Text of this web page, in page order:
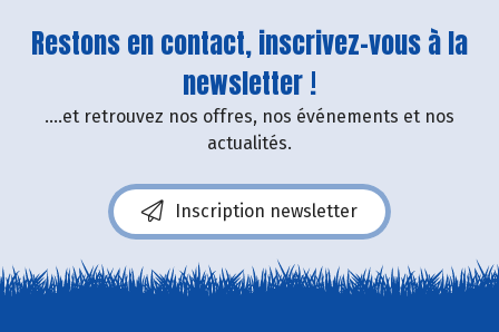
Restons en contact, inscrivez-vous à la
newsletter !
....et retrouvez nos offres, nos événements et nos
actualités.
Inscription newsletter